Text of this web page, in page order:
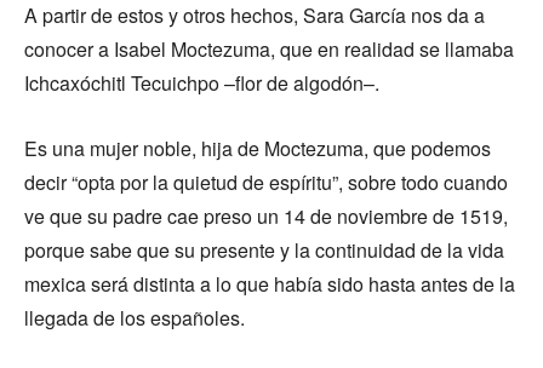
A partir de estos y otros hechos, Sara García nos da a
conocer a Isabel Moctezuma, que en realidad se llamaba
Ichcaxóchitl Tecuichpo –flor de algodón–.
Es una mujer noble, hija de Moctezuma, que podemos
decir “opta por la quietud de espíritu”, sobre todo cuando
ve que su padre cae preso un 14 de noviembre de 1519,
porque sabe que su presente y la continuidad de la vida
mexica será distinta a lo que había sido hasta antes de la
llegada de los españoles.